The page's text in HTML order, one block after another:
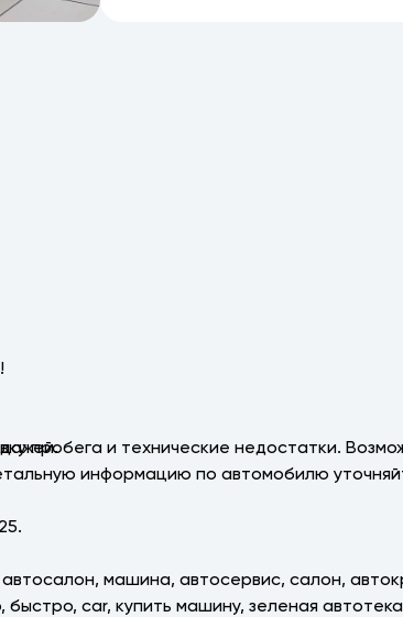
пробега и технические недостатки.
информацию по автомобилю
машина, автосервис, салон,
саr, купить машину, зеленая